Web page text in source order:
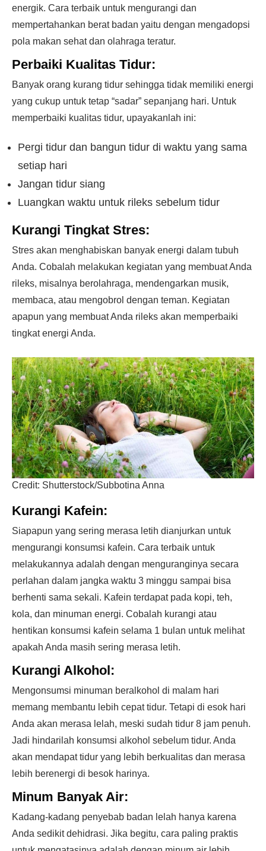
energik. Cara terbaik untuk mengurangi dan
mempertahankan berat badan yaitu dengan mengadopsi
pola makan sehat dan olahraga teratur.
Perbaiki Kualitas Tidur:
Banyak orang kurang tidur sehingga tidak memiliki energi
yang cukup untuk tetap “sadar” sepanjang hari. Untuk
memperbaiki kualitas tidur, upayakanlah ini:
Pergi tidur dan bangun tidur di waktu yang sama
setiap hari
Jangan tidur siang
Luangkan waktu untuk rileks sebelum tidur
Kurangi Tingkat Stres:
Stres akan menghabiskan banyak energi dalam tubuh
Anda. Cobalah melakukan kegiatan yang membuat Anda
rileks, misalnya berolahraga, mendengarkan musik,
membaca, atau mengobrol dengan teman. Kegiatan
apapun yang membuat Anda rileks akan memperbaiki
tingkat energi Anda.
Credit: Shutterstock/Subbotina Anna
Kurangi Kafein:
Siapapun yang sering merasa letih dianjurkan untuk
mengurangi konsumsi kafein. Cara terbaik untuk
melakukannya adalah dengan menguranginya secara
perlahan dalam jangka waktu 3 minggu sampai bisa
berhenti sama sekali. Kafein terdapat pada kopi, teh,
kola, dan minuman energi. Cobalah kurangi atau
hentikan konsumsi kafein selama 1 bulan untuk melihat
apakah Anda masih sering merasa letih.
Kurangi Alkohol:
Mengonsumsi minuman beralkohol di malam hari
memang membantu lebih cepat tidur. Tetapi di esok hari
Anda akan merasa lelah, meski sudah tidur 8 jam penuh.
Jadi hindarilah konsumsi alkohol sebelum tidur. Anda
akan mendapat tidur yang lebih berkualitas dan merasa
lebih berenergi di besok harinya.
Minum Banyak Air:
Kadang-kadang penyebab badan lelah hanya karena
Anda sedikit dehidrasi. Jika begitu, cara paling praktis